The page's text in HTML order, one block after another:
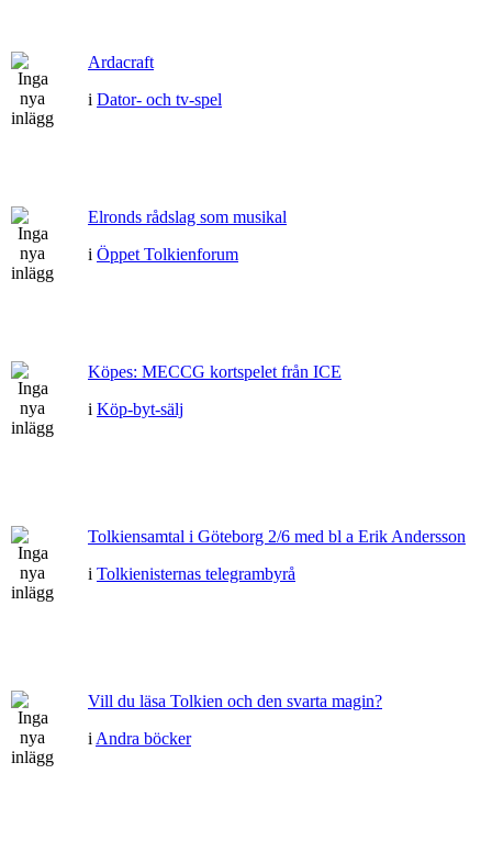
Ardacraft
i Dator- och tv-spel
Elronds rådslag som musikal
i Öppet Tolkienforum
Köpes: MECCG kortspelet från ICE
i Köp-byt-sälj
Tolkiensamtal i Göteborg 2/6 med bl a Erik Andersson
i Tolkienisternas telegrambyrå
Vill du läsa Tolkien och den svarta magin?
i Andra böcker